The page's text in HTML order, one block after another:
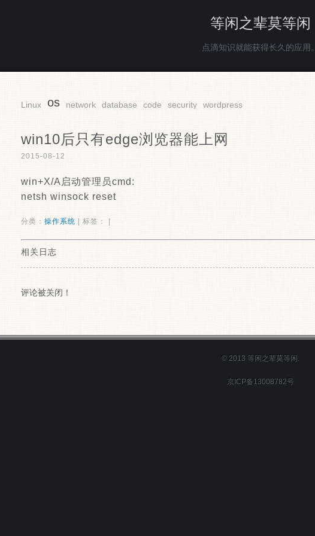
等闲之辈莫等闲
点滴知识就能获得长久的应用。
Linux os network database code security wordpress
win10后只有edge浏览器能上网
2015-08-12
win+X/A启动管理员cmd:
netsh winsock reset
分类： 操作系统 | 标签： |
相关日志
评论被关闭！
© 2013 等闲之辈莫等闲.
京ICP备13008782号